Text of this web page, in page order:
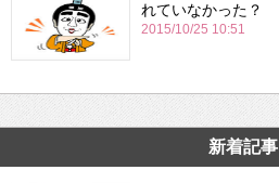
れていなかった？
2015/10/25 10:51
新着記事